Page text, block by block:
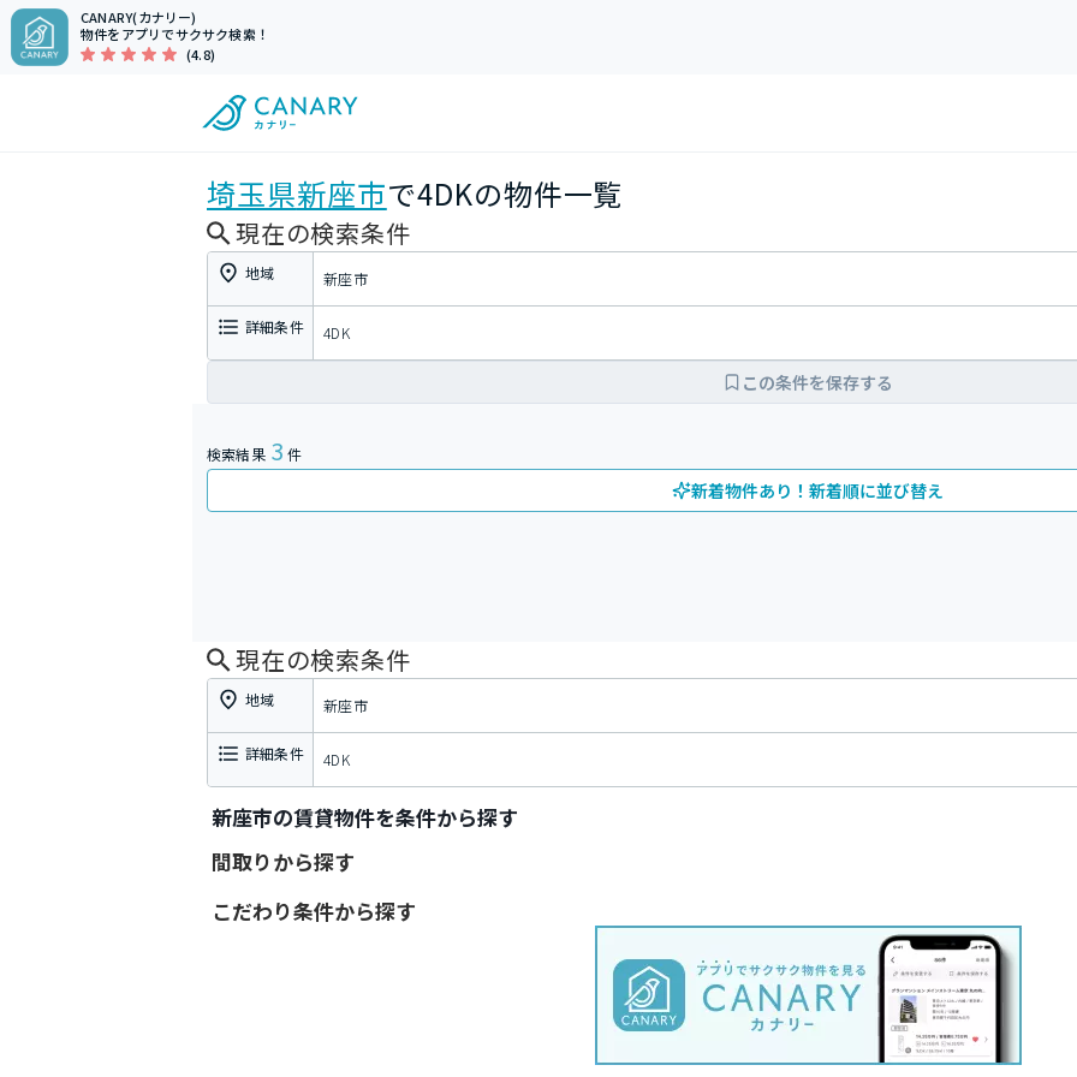
CANARY(カナリー)
物件をアプリでサクサク検索！
(4.8)
埼玉県新座市で4DKの物件一覧
現在の検索条件
地域 新座市
詳細条件 4DK
この条件を保存する
検索結果 3 件
新着物件あり！新着順に並び替え
現在の検索条件
地域 新座市
詳細条件 4DK
新座市の賃貸物件を条件から探す
間取りから探す
こだわり条件から探す